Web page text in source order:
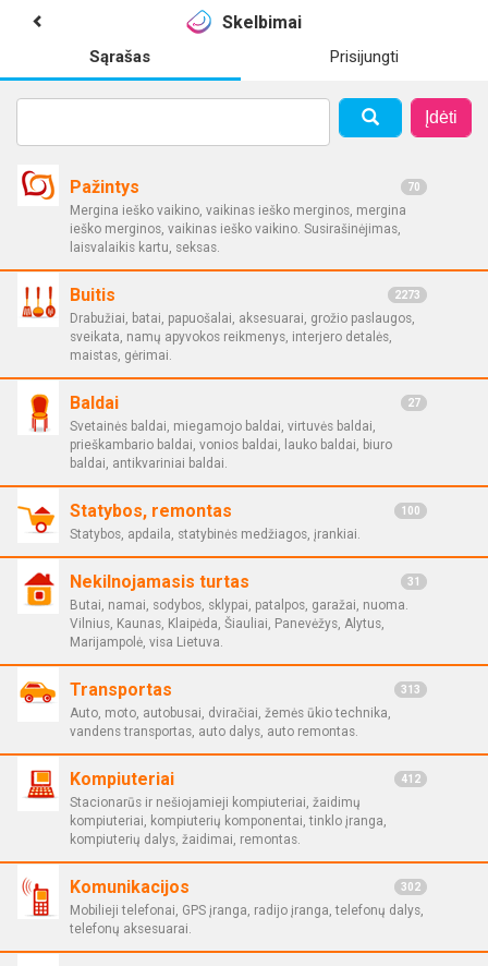
Skelbimai
Sąrašas Prisijungti
Įdėti
Pažintys 70
Mergina ieško vaikino, vaikinas ieško merginos, mergina
ieško merginos, vaikinas ieško vaikino. Susirašinėjimas,
laisvalaikis kartu, seksas.
Buitis 2273
Drabužiai, batai, papuošalai, aksesuarai, grožio paslaugos,
sveikata, namų apyvokos reikmenys, interjero detalės,
maistas, gėrimai.
Baldai 27
Svetainės baldai, miegamojo baldai, virtuvės baldai,
prieškambario baldai, vonios baldai, lauko baldai, biuro
baldai, antikvariniai baldai.
Statybos, remontas 100
Statybos, apdaila, statybinės medžiagos, įrankiai.
Nekilnojamasis turtas 31
Butai, namai, sodybos, sklypai, patalpos, garažai, nuoma.
Vilnius, Kaunas, Klaipėda, Šiauliai, Panevėžys, Alytus,
Marijampolė, visa Lietuva.
Transportas 313
Auto, moto, autobusai, dviračiai, žemės ūkio technika,
vandens transportas, auto dalys, auto remontas.
Kompiuteriai 412
Stacionarūs ir nešiojamieji kompiuteriai, žaidimų
kompiuteriai, kompiuterių komponentai, tinklo įranga,
kompiuterių dalys, žaidimai, remontas.
Komunikacijos 302
Mobilieji telefonai, GPS įranga, radijo įranga, telefonų dalys,
telefonų aksesuarai.